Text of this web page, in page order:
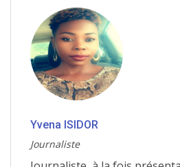
Yvena ISIDOR
Journaliste